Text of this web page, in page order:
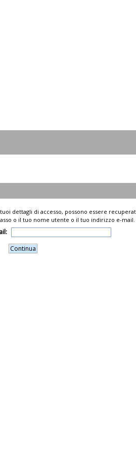
dettagli di accesso, possono essere
o il tuo nome utente o il tuo indirizzo e-mail.